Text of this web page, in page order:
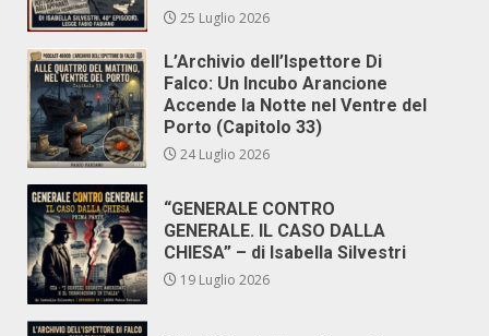
25 Luglio 2026
L’Archivio dell’Ispettore Di
Falco: Un Incubo Arancione
Accende la Notte nel Ventre del
Porto (Capitolo 33)
24 Luglio 2026
“GENERALE CONTRO
GENERALE. IL CASO DALLA
CHIESA” – di Isabella Silvestri
19 Luglio 2026